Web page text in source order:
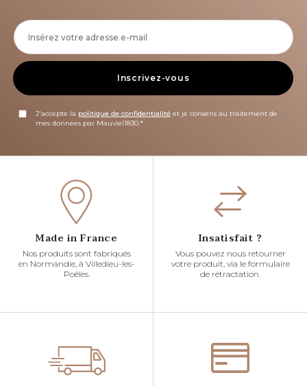
Inscrivez-vous
J'accepte la politique de confidentialité et je consens au traitement de
mes données par Mauviel1830.*
Made in France
Nos produits sont fabriqués
en Normandie, à Villedieu-les-
Poêles.
Insatisfait ?
Vous pouvez nous retourner
votre produit, via le formulaire
de rétractation.